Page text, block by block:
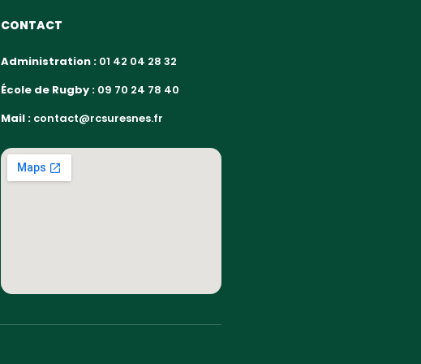
CONTACT
Administration : 01 42 04 28 32
École de Rugby : 09 70 24 78 40
Mail : contact@rcsuresnes.fr